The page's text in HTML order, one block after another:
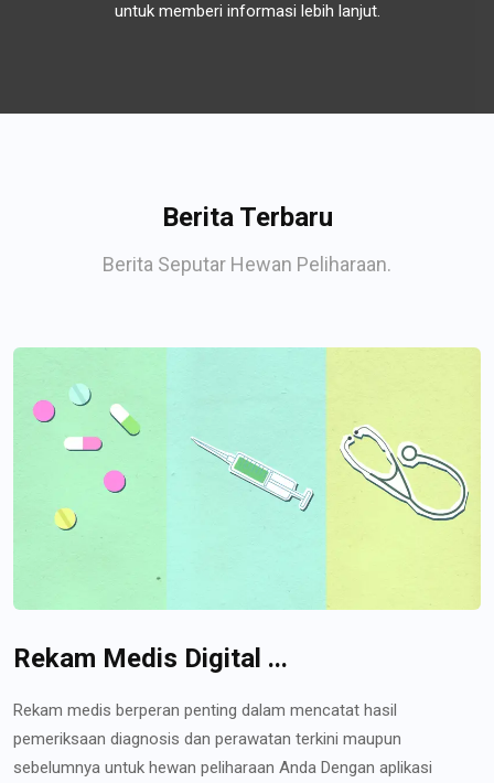
untuk memberi informasi lebih lanjut.
Berita Terbaru
Berita Seputar Hewan Peliharaan.
Rekam Medis Digital ...
Rekam medis berperan penting dalam mencatat hasil
pemeriksaan diagnosis dan perawatan terkini maupun
sebelumnya untuk hewan peliharaan Anda Dengan aplikasi